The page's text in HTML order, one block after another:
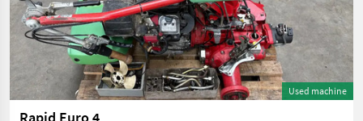
Used machine
Rapid Euro 4